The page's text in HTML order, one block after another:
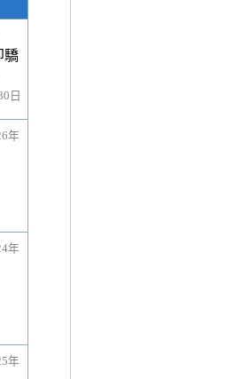
驕
日
年
年
年